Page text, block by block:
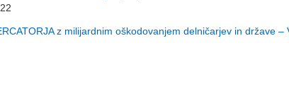
z milijardnim oškodovanjem delničarjev in države –